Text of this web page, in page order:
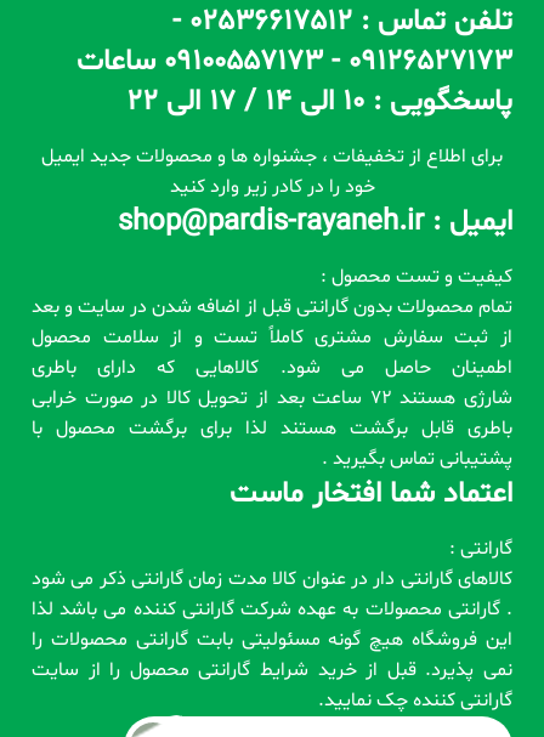
تلفن تماس : 02536617512 -
09126527173 - 09100557173 ساعات
پاسخگویی : 10 الی 14 / 17 الی 22
برای اطلاع از تخفیفات ، جشنواره ها و محصولات جدید ایمیل
خود را در کادر زیر وارد کنید
ایمیل : shop@pardis-rayaneh.ir
کیفیت و تست محصول :
تمام محصولات بدون گارانتی قبل از اضافه شدن در سایت و بعد
از ثبت سفارش مشتری کاملاً تست و از سلامت محصول
اطمینان حاصل می شود. کالاهایی که دارای باطری
شارژی هستند 72 ساعت بعد از تحویل کالا در صورت خرابی
باطری قابل برگشت هستند لذا برای برگشت محصول با
پشتیبانی تماس بگیرید .
اعتماد شما افتخار ماست
گارانتی :
کالاهای گارانتی دار در عنوان کالا مدت زمان گارانتی ذکر می شود
. گارانتی محصولات به عهده شرکت گارانتی کننده می باشد لذا
این فروشگاه هیچ گونه مسئولیتی بابت گارانتی محصولات را
نمی پذیرد. قبل از خرید شرایط گارانتی محصول را از سایت
گارانتی کننده چک نمایید.